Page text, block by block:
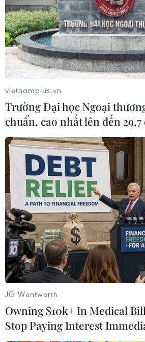
#Cuộc họp thượng đỉnh Mỹ-Trung
#Chủ tịch Tập Cận Bình
Mỹ
Theo dõi VietnamPlus
vietnamplus.vn
Trường Đại học Ngoại
chuẩn, cao nhất lên đến 29,7
JG Wentworth
Owning $10k+ In Medical
Stop Paying Interest